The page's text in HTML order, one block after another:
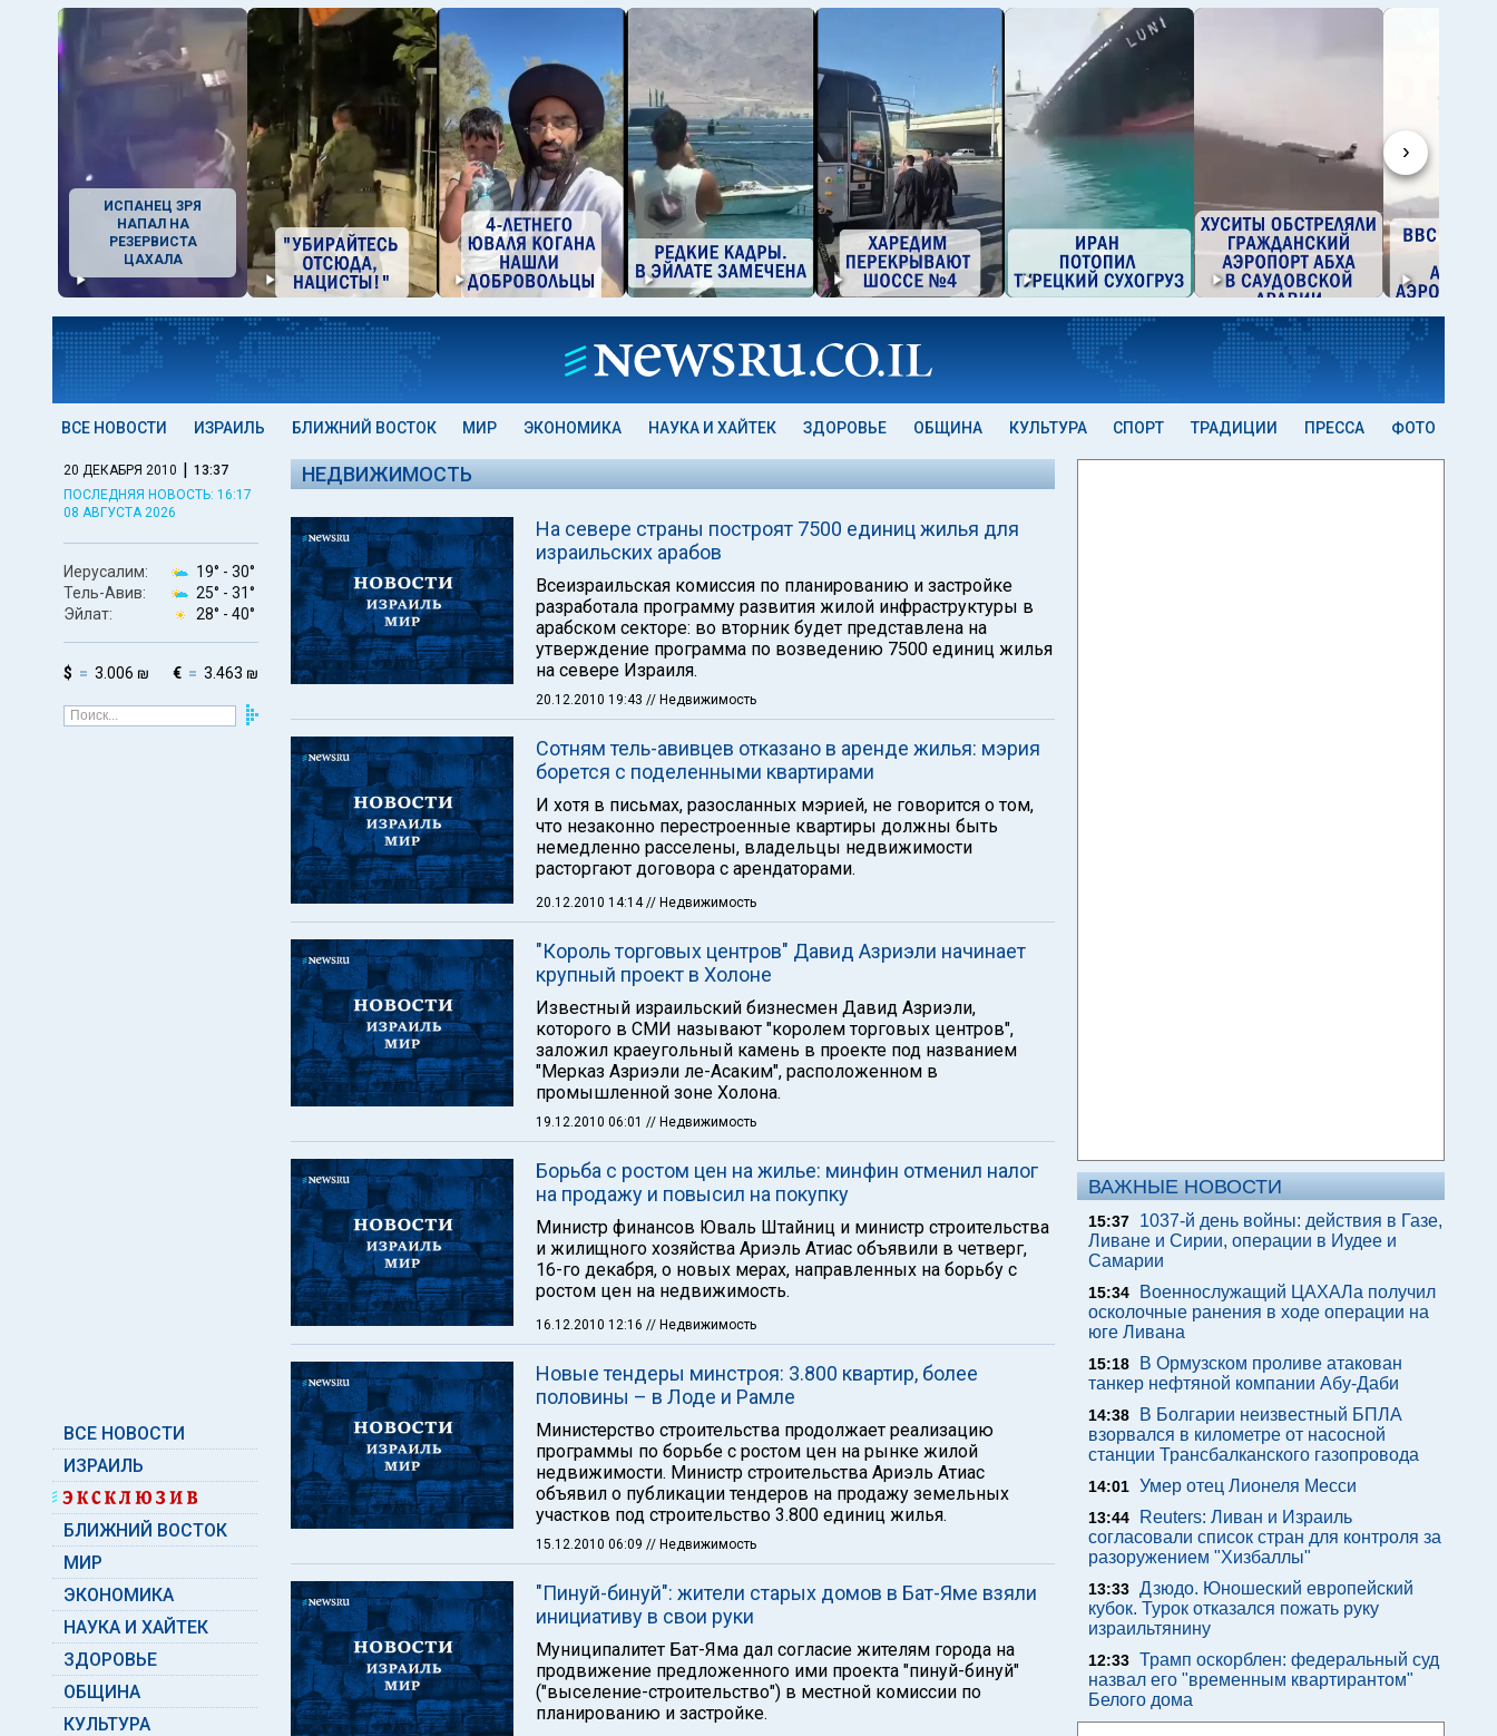
›
ИСПАНЕЦ ЗРЯ
НАПАЛ НА
РЕЗЕРВИСТА
ЦАХАЛА
ВСЕ НОВОСТИ ИЗРАИЛЬ БЛИЖНИЙ ВОСТОК МИР ЭКОНОМИКА НАУКА И ХАЙТЕК ЗДОРОВЬЕ ОБЩИНА КУЛЬТУРА СПОРТ ТРАДИЦИИ ПРЕССА ФОТО
20 ДЕКАБРЯ 2010 | 13:37
ПОСЛЕДНЯЯ НОВОСТЬ: 16:17
08 АВГУСТА 2026
Иерусалим: 19° - 30°
Тель-Авив:
25° - 31°
Эйлат:
28° - 40°
$ 3.006 ₪ € 3.463 ₪
ВСЕ НОВОСТИ
ИЗРАИЛЬ
БЛИЖНИЙ ВОСТОК
МИР
ЭКОНОМИКА
НАУКА И ХАЙТЕК
ЗДОРОВЬЕ
ОБЩИНА
КУЛЬТУРА
НЕДВИЖИМОСТЬ
На севере страны построят 7500 единиц жилья для
израильских арабов
Всеизраильская комиссия по планированию и застройке
разработала программу развития жилой инфраструктуры в
арабском секторе: во вторник будет представлена на
утверждение программа по возведению 7500 единиц жилья
на севере Израиля.
20.12.2010 19:43 // Недвижимость
Сотням тель-авивцев отказано в аренде жилья: мэрия
борется с поделенными квартирами
И хотя в письмах, разосланных мэрией, не говорится о том,
что незаконно перестроенные квартиры должны быть
немедленно расселены, владельцы недвижимости
расторгают договора с арендаторами.
20.12.2010 14:14// Недвижимость
"Король торговых центров" Давид Азриэли начинает
крупный проект в Холоне
Известный израильский бизнесмен Давид Азриэли,
которого в СМИ называют "королем торговых центров",
заложил краеугольный камень в проекте под названием
"Мерказ Азриэли ле-Асаким", расположенном в
промышленной зоне Холона.
19.12.2010 06:01 // Недвижимость
Борьба с ростом цен на жилье: минфин отменил налог
на продажу и повысил на покупку
Министр финансов Юваль Штайниц и министр строительства
и жилищного хозяйства Ариэль Атиас объявили в четверг,
16-го декабря, о новых мерах, направленных на борьбу с
ростом цен на недвижимость.
16.12.2010 12:16 // Недвижимость
Новые тендеры минстроя: 3.800 квартир, более
половины – в Лоде и Рамле
Министерство строительства продолжает реализацию
программы по борьбе с ростом цен на рынке жилой
недвижимости. Министр строительства Ариэль Атиас
объявил о публикации тендеров на продажу земельных
участков под строительство 3.800 единиц жилья.
15.12.2010 06:09 // Недвижимость
"Пинуй-бинуй": жители старых домов в Бат-Яме взяли
инициативу в свои руки
Муниципалитет Бат-Яма дал согласие жителям города на
продвижение предложенного ими проекта "пинуй-бинуй"
("выселение-строительство") в местной комиссии по
планированию и застройке.
ВАЖНЫЕ НОВОСТИ
15:37
1037-й день войны: действия в Газе,
Ливане и Сирии, операции в Иудее и
Самарии
15:34
Военнослужащий ЦАХАЛа получил
осколочные ранения в ходе операции на
юге Ливана
15:18
В Ормузском проливе атакован
танкер нефтяной компании Абу-Даби
14:38
В Болгарии неизвестный БПЛА
взорвался в километре от насосной
станции Трансбалканского газопровода
14:01 Умер отец Лионеля Месси
13:44
Reuters: Ливан и Израиль
согласовали список стран для контроля за
разоружением "Хизбаллы"
13:33 Дзюдо. Юношеский европейский
кубок. Турок отказался пожать руку
израильтянину
12:33 Трамп оскорблен: федеральный суд
назвал его "временным квартирантом"
Белого дома